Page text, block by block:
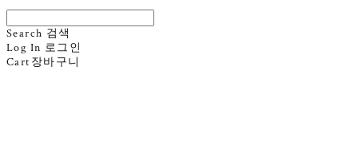
Search 검색
Log In 로그인
Cart 장바구니